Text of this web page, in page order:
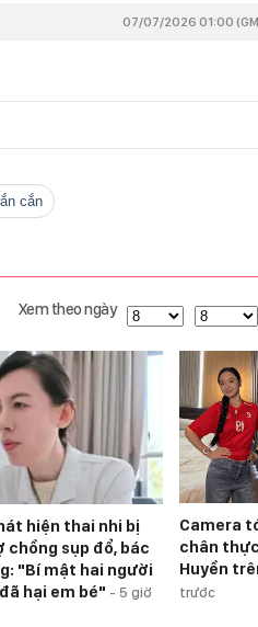
07/07/2026 01:00
cắn
Xem theo ngày
hiện thai nhi bị
chồng sụp đổ, bác
"Bí mật hai người
hại em bé" - 5 giờ
Camera
chân
Huyền
trước